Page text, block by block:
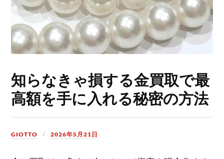
知らなきゃ損する金買取で最
高額を手に入れる秘密の方法
GIOTTO 2026年5月21日